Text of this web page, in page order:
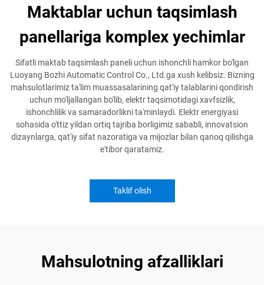
Maktablar uchun taqsimlash
panellariga komplex yechimlar
Sifatli maktab taqsimlash paneli uchun ishonchli hamkor bo'lgan
Luoyang Bozhi Automatic Control Co., Ltd.ga xush kelibsiz. Bizning
mahsulotlarimiz ta'lim muassasalarining qat'iy talablarini qondirish
uchun mo'ljallangan bo'lib, elektr taqsimotidagi xavfsizlik,
ishonchlilik va samaradorlikni ta'minlaydi. Elektr energiyasi
sohasida o'ttiz yildan ortiq tajriba borligimiz sababli, innovatsion
dizaynlarga, qat'iy sifat nazoratiga va mijozlar bilan qanoq qilishga
e'tibor qaratamiz.
Taklif olish
Mahsulotning afzalliklari